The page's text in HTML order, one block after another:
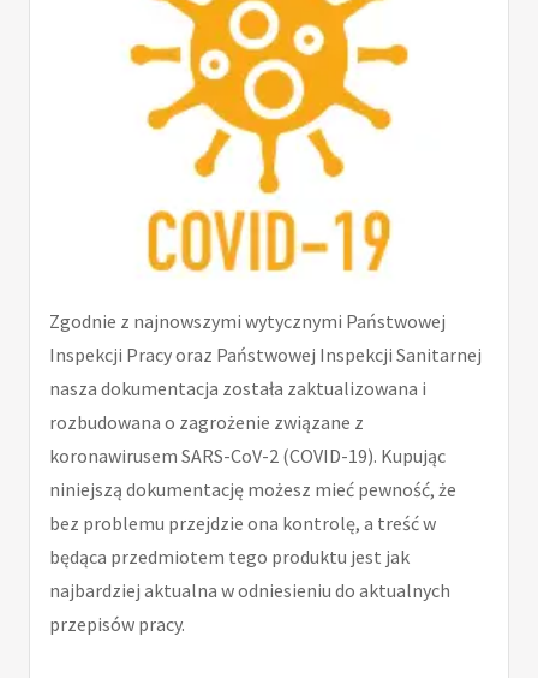
Zgodnie z najnowszymi wytycznymi Państwowej
Inspekcji Pracy oraz Państwowej Inspekcji Sanitarnej
nasza dokumentacja została zaktualizowana i
rozbudowana o zagrożenie związane z
koronawirusem SARS-CoV-2 (COVID-19). Kupując
niniejszą dokumentację możesz mieć pewność, że
bez problemu przejdzie ona kontrolę, a treść w
będąca przedmiotem tego produktu jest jak
najbardziej aktualna w odniesieniu do aktualnych
przepisów pracy.